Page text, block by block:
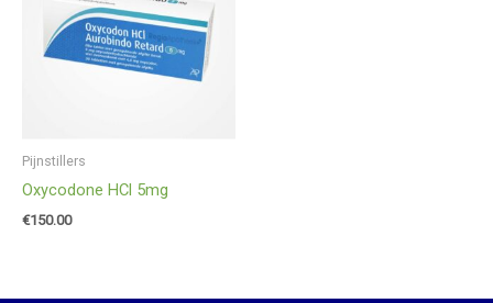
Pijnstillers
Oxycodone HCl 5mg
€150.00